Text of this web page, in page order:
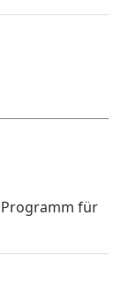
Programm für